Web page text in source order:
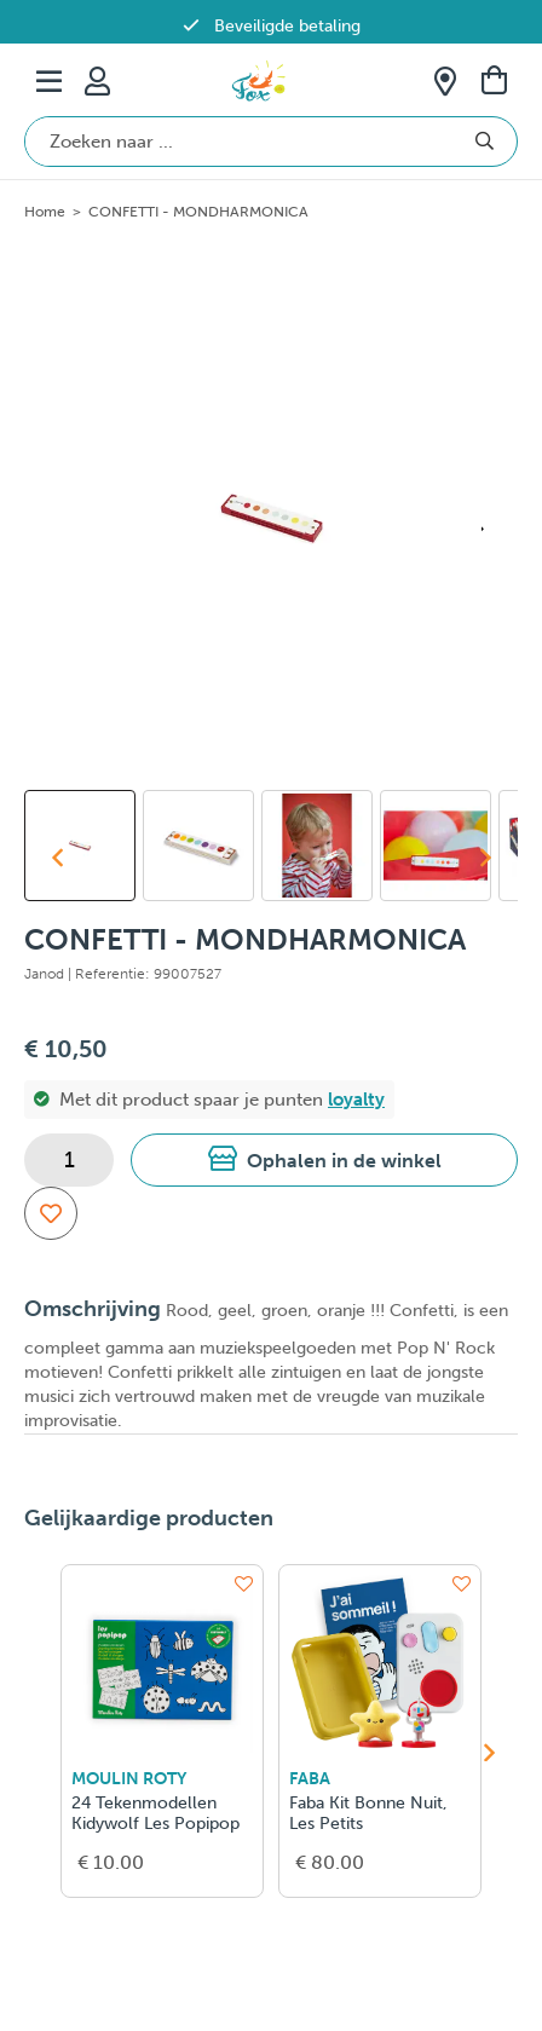
Beveiligde betaling
Gratis verzending vanaf €69 in België
Home > CONFETTI - MONDHARMONICA
CONFETTI - MONDHARMONICA
Janod | Referentie: 99007527
€ 10,50
Met dit product spaar je punten loyalty
Ophalen in de winkel
Omschrijving Rood, geel, groen, oranje !!! Confetti, is een
compleet gamma aan muziekspeelgoeden met Pop N' Rock
motieven! Confetti prikkelt alle zintuigen en laat de jongste
musici zich vertrouwd maken met de vreugde van muzikale
improvisatie.
Gelijkaardige producten
MOULIN ROTY
24 Tekenmodellen
Kidywolf Les Popipop
€ 10.00
FABA
Faba Kit Bonne Nuit,
Les Petits
€ 80.00